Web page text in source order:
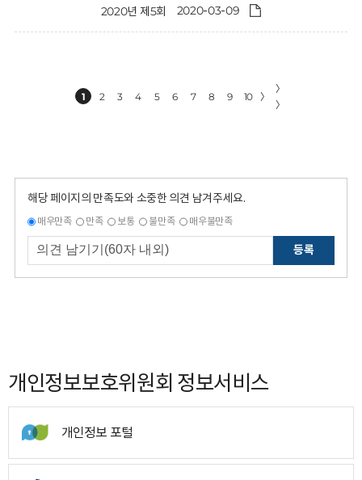
2020년 제5회 2020-03-09
1 2 3 4 5 6 7 8 9 10 〉
〉
〉
해당 페이지의 만족도와 소중한 의견 남겨주세요.
매우만족 만족 보통 불만족 매우불만족
등록
개인정보보호위원회 정보서비스
개인정보 포털